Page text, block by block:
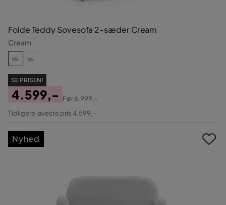
Folde Teddy Sovesofa 2-sæder Cream
Cream
SE PRISEN!
Pris
4.599,-
Original
Før6.999,-
Tidligere laveste pris 4.599,-
Nyhed